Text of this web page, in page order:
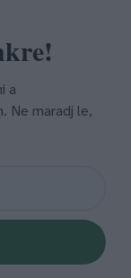
a
Ne maradj le,